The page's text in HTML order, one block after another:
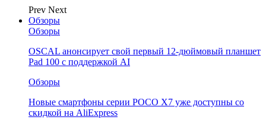
Prev Next
Обзоры
Обзоры
OSCAL анонсирует свой первый 12-дюймовый планшет
Pad 100 с поддержкой AI
Обзоры
Новые смартфоны серии POCO X7 уже доступны со
скидкой на AliExpress